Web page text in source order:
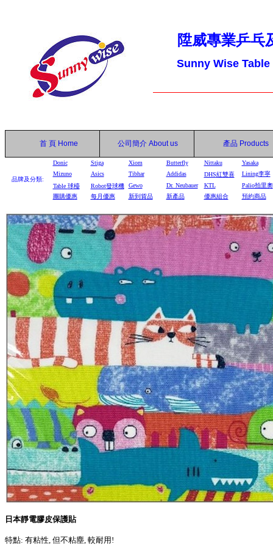
陞威專業乒乓
Sunny Wise
首 頁 Home 公司簡介 About us 產品 Products
品牌及分類:
Donic Stiga Xiom Butterfly Nittaku
Yasaka
Mizuno
Asics Tibhar Addidas DHS紅雙喜
Lining李寧
Table 球檯 Robot發球機 Gewo Dr. Neubauer KTL
Palio拍里奧
團購優惠
每月優惠 新到貨品 新產品 優惠組合 預約商品
日本靜電膠皮保護貼
特點: 有粘性, 但不粘塵, 較耐用!